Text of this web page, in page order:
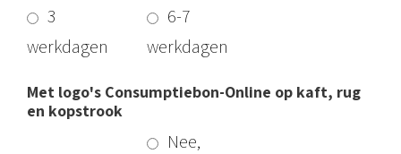
3
werkdagen
6-7
werkdagen
Met logo's Consumptiebon-Online op kaft, rug
en kopstrook
Nee,